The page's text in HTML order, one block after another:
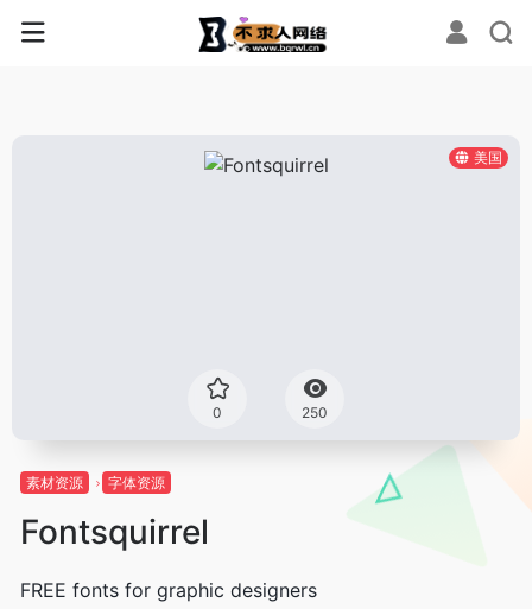
美国
0 250
素材资源 字体资源
Fontsquirrel
FREE fonts for graphic designers